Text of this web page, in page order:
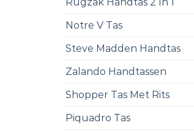
Notre V Tas
Steve Madden Handtas
Zalando Handtassen
Shopper Tas Met Rits
Piquadro Tas